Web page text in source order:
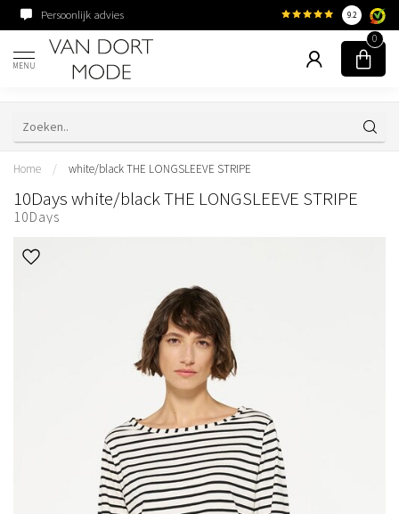
Persoonlijk advies Familiebedrijf sinds
9.2
MENU
0
Home / white/black THE LONGSLEEVE STRIPE
10Days white/black THE LONGSLEEVE STRIPE
10Days